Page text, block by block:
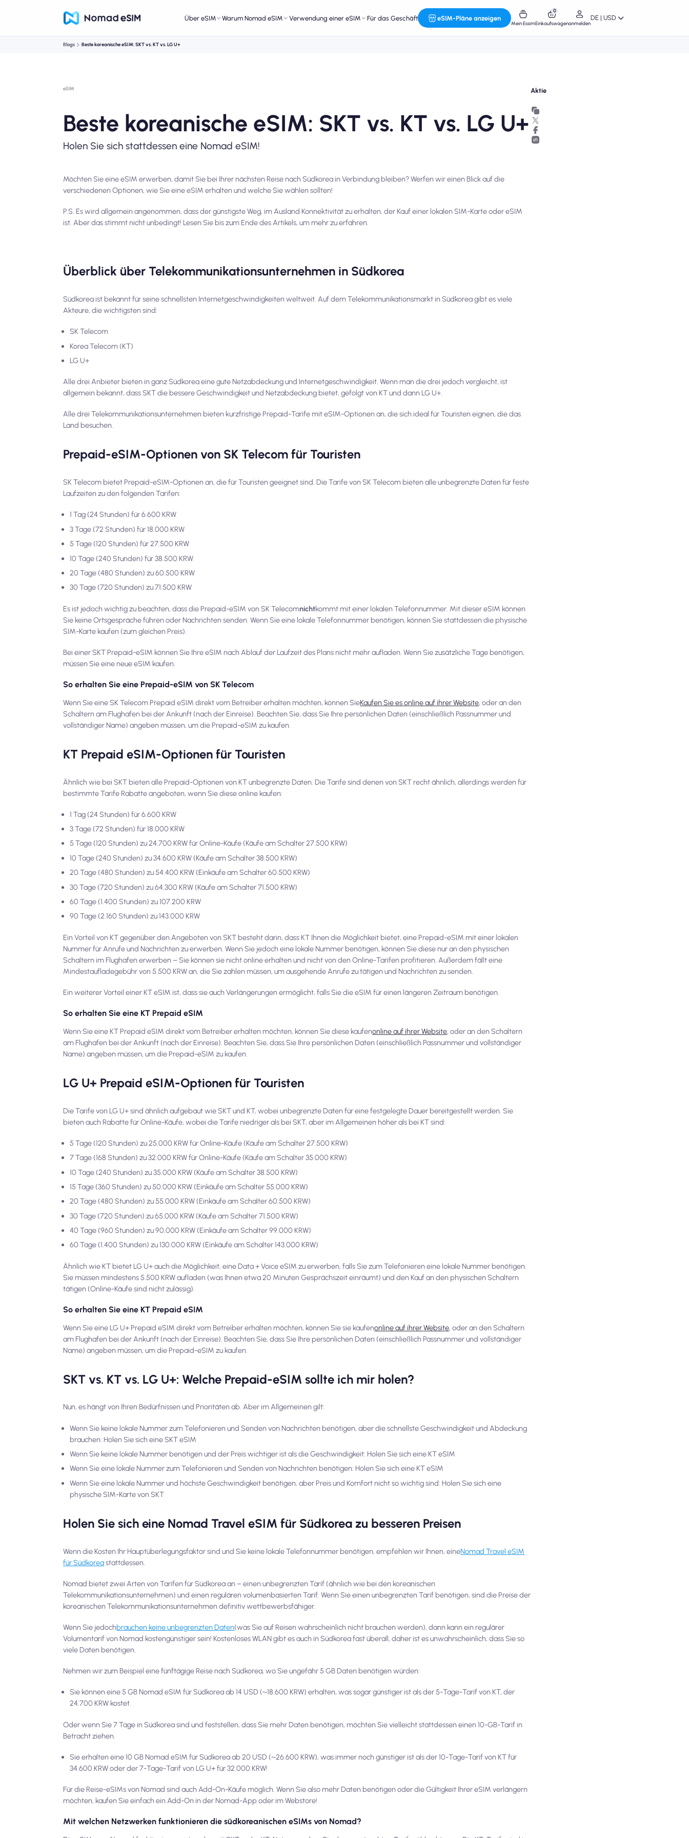
Über eSIM Warum Nomad eSIM Verwendung einer eSIM Für das Geschäft eSIM-Pläne anzeigen
Mein Essim
0
Einkaufswagenanmelden
DE | USD
Blogs Beste koreanische eSIM: SKT vs. KT vs. LG U+
eSIM
Beste koreanische eSIM: SKT vs. KT vs. LG U+
Holen Sie sich stattdessen eine Nomad eSIM!
Möchten Sie eine eSIM erwerben, damit Sie bei Ihrer nächsten Reise nach Südkorea in Verbindung bleiben? Werfen wir einen Blick auf die
verschiedenen Optionen, wie Sie eine eSIM erhalten und welche Sie wählen sollten!
P.S. Es wird allgemein angenommen, dass der günstigste Weg, im Ausland Konnektivität zu erhalten, der Kauf einer lokalen SIM-Karte oder eSIM
ist. Aber das stimmt nicht unbedingt! Lesen Sie bis zum Ende des Artikels, um mehr zu erfahren.
Überblick über Telekommunikationsunternehmen in Südkorea
Südkorea ist bekannt für seine schnellsten Internetgeschwindigkeiten weltweit. Auf dem Telekommunikationsmarkt in Südkorea gibt es viele
Akteure, die wichtigsten sind:
SK Telecom
Korea Telecom (KT)
LG U+
Alle drei Anbieter bieten in ganz Südkorea eine gute Netzabdeckung und Internetgeschwindigkeit. Wenn man die drei jedoch vergleicht, ist
allgemein bekannt, dass SKT die bessere Geschwindigkeit und Netzabdeckung bietet, gefolgt von KT und dann LG U+.
Alle drei Telekommunikationsunternehmen bieten kurzfristige Prepaid-Tarife mit eSIM-Optionen an, die sich ideal für Touristen eignen, die das
Land besuchen.
Prepaid-eSIM-Optionen von SK Telecom für Touristen
SK Telecom bietet Prepaid-eSIM-Optionen an, die für Touristen geeignet sind. Die Tarife von SK Telecom bieten alle unbegrenzte Daten für feste
Laufzeiten zu den folgenden Tarifen:
1 Tag (24 Stunden) für 6.600 KRW
3 Tage (72 Stunden) für 18.000 KRW
5 Tage (120 Stunden) für 27.500 KRW
10 Tage (240 Stunden) für 38.500 KRW
20 Tage (480 Stunden) zu 60.500 KRW
30 Tage (720 Stunden) zu 71.500 KRW
Es ist jedoch wichtig zu beachten, dass die Prepaid-eSIM von SK Telecomnichtkommt mit einer lokalen Telefonnummer. Mit dieser eSIM können
Sie keine Ortsgespräche führen oder Nachrichten senden. Wenn Sie eine lokale Telefonnummer benötigen, können Sie stattdessen die physische
SIM-Karte kaufen (zum gleichen Preis).
Bei einer SKT Prepaid-eSIM können Sie Ihre eSIM nach Ablauf der Laufzeit des Plans nicht mehr aufladen. Wenn Sie zusätzliche Tage benötigen,
müssen Sie eine neue eSIM kaufen.
So erhalten Sie eine Prepaid-eSIM von SK Telecom
Wenn Sie eine SK Telecom Prepaid eSIM direkt vom Betreiber erhalten möchten, können SieKaufen Sie es online auf ihrer Website, oder an den
Schaltern am Flughafen bei der Ankunft (nach der Einreise). Beachten Sie, dass Sie Ihre persönlichen Daten (einschließlich Passnummer und
vollständiger Name) angeben müssen, um die Prepaid-eSIM zu kaufen.
KT Prepaid eSIM-Optionen für Touristen
Ähnlich wie bei SKT bieten alle Prepaid-Optionen von KT unbegrenzte Daten. Die Tarife sind denen von SKT recht ähnlich, allerdings werden für
bestimmte Tarife Rabatte angeboten, wenn Sie diese online kaufen:
1 Tag (24 Stunden) für 6.600 KRW
3 Tage (72 Stunden) für 18.000 KRW
5 Tage (120 Stunden) zu 24.700 KRW für Online-Käufe (Käufe am Schalter 27.500 KRW)
10 Tage (240 Stunden) zu 34.600 KRW (Käufe am Schalter 38.500 KRW)
20 Tage (480 Stunden) zu 54.400 KRW (Einkäufe am Schalter 60.500 KRW)
30 Tage (720 Stunden) zu 64.300 KRW (Käufe am Schalter 71.500 KRW)
60 Tage (1.400 Stunden) zu 107.200 KRW
90 Tage (2.160 Stunden) zu 143.000 KRW
Ein Vorteil von KT gegenüber den Angeboten von SKT besteht darin, dass KT Ihnen die Möglichkeit bietet, eine Prepaid-eSIM mit einer lokalen
Nummer für Anrufe und Nachrichten zu erwerben. Wenn Sie jedoch eine lokale Nummer benötigen, können Sie diese nur an den physischen
Schaltern im Flughafen erwerben – Sie können sie nicht online erhalten und nicht von den Online-Tarifen profitieren. Außerdem fällt eine
Mindestaufladegebühr von 5.500 KRW an, die Sie zahlen müssen, um ausgehende Anrufe zu tätigen und Nachrichten zu senden.
Ein weiterer Vorteil einer KT eSIM ist, dass sie auch Verlängerungen ermöglicht, falls Sie die eSIM für einen längeren Zeitraum benötigen.
So erhalten Sie eine KT Prepaid eSIM
Wenn Sie eine KT Prepaid eSIM direkt vom Betreiber erhalten möchten, können Sie diese kaufenonline auf ihrer Website, oder an den Schaltern
am Flughafen bei der Ankunft (nach der Einreise). Beachten Sie, dass Sie Ihre persönlichen Daten (einschließlich Passnummer und vollständiger
Name) angeben müssen, um die Prepaid-eSIM zu kaufen.
LG U+ Prepaid eSIM-Optionen für Touristen
Die Tarife von LG U+ sind ähnlich aufgebaut wie SKT und KT, wobei unbegrenzte Daten für eine festgelegte Dauer bereitgestellt werden. Sie
bieten auch Rabatte für Online-Käufe, wobei die Tarife niedriger als bei SKT, aber im Allgemeinen höher als bei KT sind:
5 Tage (120 Stunden) zu 25.000 KRW für Online-Käufe (Käufe am Schalter 27.500 KRW)
7 Tage (168 Stunden) zu 32.000 KRW für Online-Käufe (Käufe am Schalter 35.000 KRW)
10 Tage (240 Stunden) zu 35.000 KRW (Käufe am Schalter 38.500 KRW)
15 Tage (360 Stunden) zu 50.000 KRW (Einkäufe am Schalter 55.000 KRW)
20 Tage (480 Stunden) zu 55.000 KRW (Einkäufe am Schalter 60.500 KRW)
30 Tage (720 Stunden) zu 65.000 KRW (Käufe am Schalter 71.500 KRW)
40 Tage (960 Stunden) zu 90.000 KRW (Einkäufe am Schalter 99.000 KRW)
60 Tage (1.400 Stunden) zu 130.000 KRW (Einkäufe am Schalter 143.000 KRW)
Ähnlich wie KT bietet LG U+ auch die Möglichkeit, eine Data + Voice eSIM zu erwerben, falls Sie zum Telefonieren eine lokale Nummer benötigen.
Sie müssen mindestens 5.500 KRW aufladen (was Ihnen etwa 20 Minuten Gesprächszeit einräumt) und den Kauf an den physischen Schaltern
tätigen (Online-Käufe sind nicht zulässig).
So erhalten Sie eine KT Prepaid eSIM
Wenn Sie eine LG U+ Prepaid eSIM direkt vom Betreiber erhalten möchten, können Sie sie kaufenonline auf ihrer Website, oder an den Schaltern
am Flughafen bei der Ankunft (nach der Einreise). Beachten Sie, dass Sie Ihre persönlichen Daten (einschließlich Passnummer und vollständiger
Name) angeben müssen, um die Prepaid-eSIM zu kaufen.
SKT vs. KT vs. LG U+: Welche Prepaid-eSIM sollte ich mir holen?
Nun, es hängt von Ihren Bedürfnissen und Prioritäten ab. Aber im Allgemeinen gilt:
Wenn Sie keine lokale Nummer zum Telefonieren und Senden von Nachrichten benötigen, aber die schnellste Geschwindigkeit und Abdeckung
brauchen: Holen Sie sich eine SKT eSIM
Wenn Sie keine lokale Nummer benötigen und der Preis wichtiger ist als die Geschwindigkeit: Holen Sie sich eine KT eSIM
Wenn Sie eine lokale Nummer zum Telefonieren und Senden von Nachrichten benötigen: Holen Sie sich eine KT eSIM
Wenn Sie eine lokale Nummer und höchste Geschwindigkeit benötigen, aber Preis und Komfort nicht so wichtig sind: Holen Sie sich eine
physische SIM-Karte von SKT
Holen Sie sich eine Nomad Travel eSIM für Südkorea zu besseren Preisen
Wenn die Kosten Ihr Hauptüberlegungsfaktor sind und Sie keine lokale Telefonnummer benötigen, empfehlen wir Ihnen, eineNomad Travel eSIM
für Südkoreastattdessen.
Nomad bietet zwei Arten von Tarifen für Südkorea an – einen unbegrenzten Tarif (ähnlich wie bei den koreanischen
Telekommunikationsunternehmen) und einen regulären volumenbasierten Tarif. Wenn Sie einen unbegrenzten Tarif benötigen, sind die Preise der
koreanischen Telekommunikationsunternehmen definitiv wettbewerbsfähiger.
Wenn Sie jedochbrauchen keine unbegrenzten Daten(was Sie auf Reisen wahrscheinlich nicht brauchen werden), dann kann ein regulärer
Volumentarif von Nomad kostengünstiger sein! Kostenloses WLAN gibt es auch in Südkorea fast überall, daher ist es unwahrscheinlich, dass Sie so
viele Daten benötigen.
Nehmen wir zum Beispiel eine fünftägige Reise nach Südkorea, wo Sie ungefähr 5 GB Daten benötigen würden:
Sie können eine 5 GB Nomad eSIM für Südkorea ab 14 USD (~18.600 KRW) erhalten, was sogar günstiger ist als der 5-Tage-Tarif von KT, der
24.700 KRW kostet.
Oder wenn Sie 7 Tage in Südkorea sind und feststellen, dass Sie mehr Daten benötigen, möchten Sie vielleicht stattdessen einen 10-GB-Tarif in
Betracht ziehen.
Sie erhalten eine 10 GB Nomad eSIM für Südkorea ab 20 USD (~26.600 KRW), was immer noch günstiger ist als der 10-Tage-Tarif von KT für
34.600 KRW oder der 7-Tage-Tarif von LG U+ für 32.000 KRW!
Für die Reise-eSIMs von Nomad sind auch Add-On-Käufe möglich. Wenn Sie also mehr Daten benötigen oder die Gültigkeit Ihrer eSIM verlängern
möchten, kaufen Sie einfach ein Add-On in der Nomad-App oder im Webstore!
Mit welchen Netzwerken funktionieren die südkoreanischen eSIMs von Nomad?
Aktie